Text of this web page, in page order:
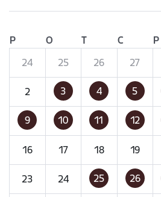
P O T C P
24
25 26 27
2 3 4 5
9 10 11 12
16 17 18 19
23 24 25 26